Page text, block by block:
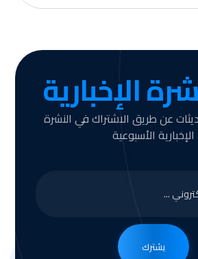
الإخبارية
عن طريق الاشتراك في النشرة
الإخبارية الأسبوعية
يشترك